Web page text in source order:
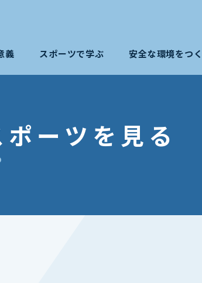
義 スポーツで学ぶ 安全な環境をつ
ーツを見る